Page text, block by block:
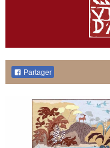
Partager